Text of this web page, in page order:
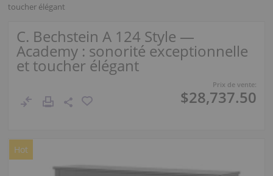
toucher élégant
C. Bechstein A 124 Style —
Academy : sonorité exceptionnelle
et toucher élégant
Prix de vente:
$28,737.50
Hot